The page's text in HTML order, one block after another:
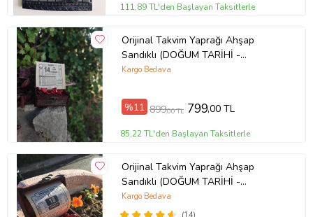
111,89 TL'den Başlayan Taksitlerle
Orijinal Takvim Yaprağı Ahşap
Sandıklı (DOĞUM TARİHİ -
TANIŞMA TARİHİ- EVLİLİK TARİHİ
Kargo Bedava
%11 899,00 TL 799,00 TL
85,22 TL'den Başlayan Taksitlerle
Orijinal Takvim Yaprağı Ahşap
Sandıklı (DOĞUM TARİHİ -
TANIŞMA TARİHİ- EVLİLİK TARİHİ
İÇİN UNUTULMAZ HEDİYE )
Kargo Bedava